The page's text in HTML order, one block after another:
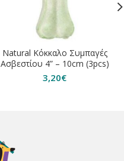
Natural Κόκκαλο Συμπαγές
Ασβεστίου 4” – 10cm (3pcs)
3,20€